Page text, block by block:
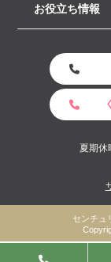
お役立ち情報
夏期
センチュ